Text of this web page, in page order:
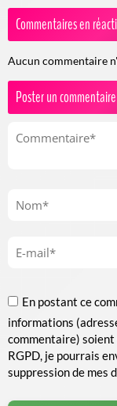
Commentaires en
Aucun commentaire
Poster un commentaire
En postant ce
informations
commentaire) soient
RGPD, je pourrais
suppression de mes